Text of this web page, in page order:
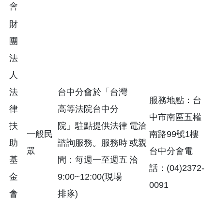
會
財
團
法
人
法
律
扶
助
基
金
會
一般民
眾
台中分會於「台灣
高等法院台中分
院」駐點提供法律
諮詢服務。服務時
間：每週一至週五
9:00~12:00(現場
排隊)
電洽
或親
洽
服務地點：台
中市南區五權
南路99號1樓
台中分會電
話：(04)2372-
0091